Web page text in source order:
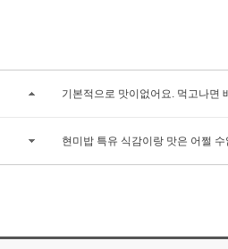
기본적으로 맛이없어요. 먹고나면
현미밥 특유 식감이랑 맛은 어쩔 수